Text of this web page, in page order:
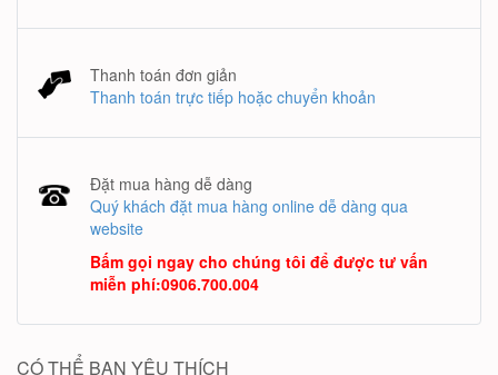
Thanh toán đơn giản
Thanh toán trực tiếp hoặc chuyển khoản
Đặt mua hàng dễ dàng
Quý khách đặt mua hàng online dễ dàng qua
website
Bấm gọi ngay cho chúng tôi để được tư vấn
miễn phí:0906.700.004
CÓ THỂ BẠN YÊU THÍCH